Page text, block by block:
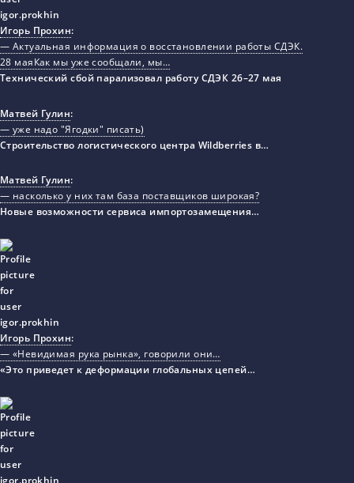
Игорь Прохин:
— Актуальная информация о восстановлении работы СДЭК.
28 маяКак мы уже сообщали, мы…
Технический сбой парализовал работу СДЭК 26–27 мая
Матвей Гулин:
— уже надо "Ягодки" писать)
Строительство логистического центра Wildberries в…
Матвей Гулин:
— насколько у них там база поставщиков широкая?
Новые возможности сервиса импортозамещения…
Игорь Прохин:
— «Невидимая рука рынка», говорили они…
«Это приведет к деформации глобальных цепей…